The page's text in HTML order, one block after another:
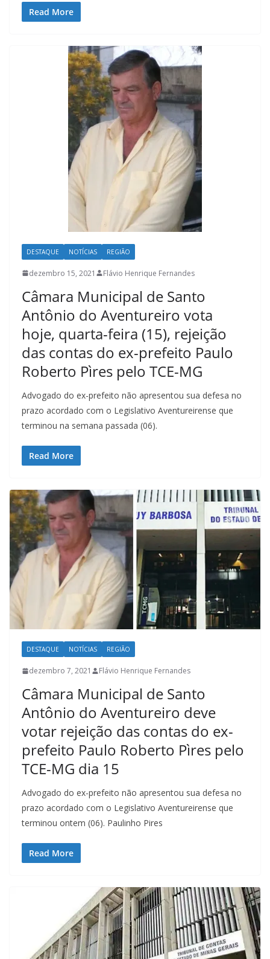
Read More
DESTAQUE NOTÍCIAS REGIÃO
dezembro 15, 2021 Flávio Henrique Fernandes
Câmara Municipal de Santo
Antônio do Aventureiro vota
hoje, quarta-feira (15), rejeição
das contas do ex-prefeito Paulo
Roberto Pìres pelo TCE-MG
Advogado do ex-prefeito não apresentou sua defesa no
prazo acordado com o Legislativo Aventureirense que
terminou na semana passada (06).
Read More
DESTAQUE NOTÍCIAS REGIÃO
dezembro 7, 2021 Flávio Henrique Fernandes
Câmara Municipal de Santo
Antônio do Aventureiro deve
votar rejeição das contas do ex-
prefeito Paulo Roberto Pìres pelo
TCE-MG dia 15
Advogado do ex-prefeito não apresentou sua defesa no
prazo acordado com o Legislativo Aventureirense que
terminou ontem (06). Paulinho Pires
Read More